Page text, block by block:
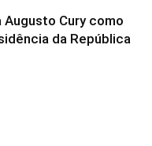
Cury como
da República